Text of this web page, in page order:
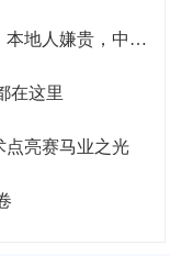
，中国游客：真便宜
在这里
点亮赛马业之光